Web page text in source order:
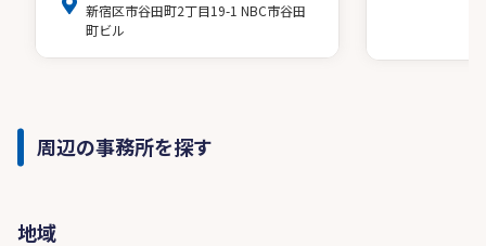
新宿区市谷田町2丁目19-1 NBC市谷田
町ビル
周辺の事務所を探す
地域